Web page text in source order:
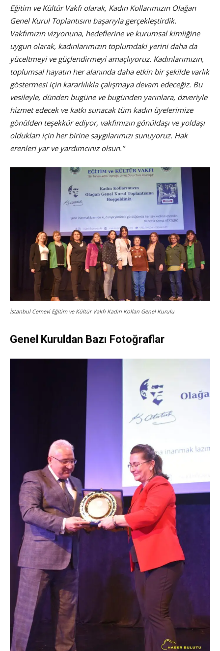
Eğitim ve Kültür Vakfı olarak, Kadın Kollarımızın Olağan
Genel Kurul Toplantısını başarıyla gerçekleştirdik.
Vakfımızın vizyonuna, hedeflerine ve kurumsal kimliğine
uygun olarak, kadınlarımızın toplumdaki yerini daha da
yüceltmeyi ve güçlendirmeyi amaçlıyoruz. Kadınlarımızın,
toplumsal hayatın her alanında daha etkin bir şekilde varlık
göstermesi için kararlılıkla çalışmaya devam edeceğiz. Bu
vesileyle, dünden bugüne ve bugünden yarınlara, özveriyle
hizmet edecek ve katkı sunacak tüm kadın üyelerimize
gönülden teşekkür ediyor, vakfımızın gönüldaşı ve yoldaşı
oldukları için her birine saygılarımızı sunuyoruz. Hak
erenleri yar ve yardımcınız olsun.”
İstanbul Cemevi Eğitim ve Kültür Vakfı Kadın Kolları Genel Kurulu
Genel Kuruldan Bazı Fotoğraflar